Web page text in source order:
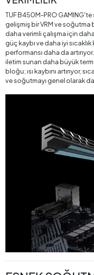
TUF B450M-PRO
gelişmiş bir VRM ve soğutma
daha verimli çalışma için
güç kaybı ve daha iyi
performansı daha da
iletim sunan daha büyük
bloğu; ısı kaybını artırıyor,
ve soğutmayı genel olarak